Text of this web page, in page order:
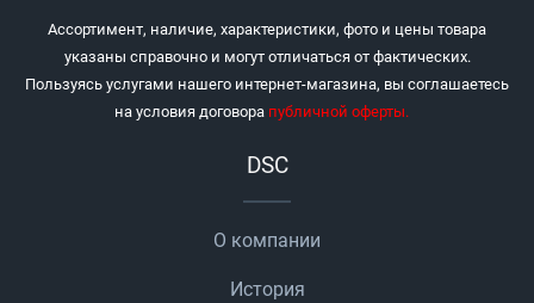
Ассортимент, наличие, характеристики, фото и цены товара
указаны справочно и могут отличаться от фактических.
Пользуясь услугами нашего интернет-магазина, вы соглашаетесь
на условия договора публичной оферты.
DSC
О компании
История